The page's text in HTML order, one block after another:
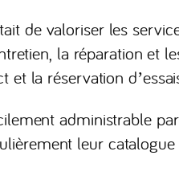
de valoriser les
la réparation et
et la réservation
administrable
leur